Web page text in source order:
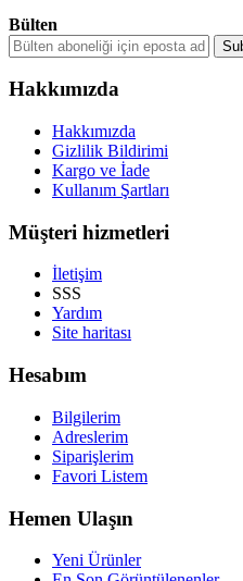
Bülten
Hakkımızda
Hakkımızda
Gizlilik Bildirimi
Kargo ve İade
Kullanım Şartları
Müşteri hizmetleri
İletişim
SSS
Yardım
Site haritası
Hesabım
Bilgilerim
Adreslerim
Siparişlerim
Favori Listem
Hemen Ulaşın
Yeni Ürünler